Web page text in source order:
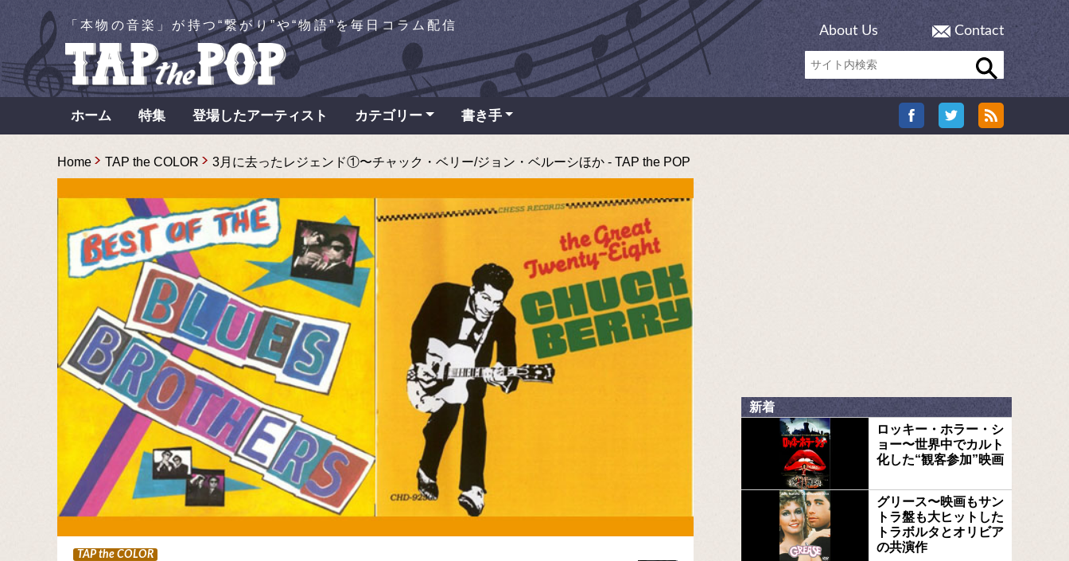
「本物の音楽」が持つ“繋がり”や“物語”を毎日コラム配信 About Us Contact
ホーム 特集 登場したアーティスト カテゴリー 書き手
Home TAP the COLOR 3月に去ったレジェンド①〜チャック・ベリー/ジョン・ベルーシほか - TAP the POP
TAP the COLOR
新着
ロッキー・ホラー・シ
ョー〜世界中でカルト
化した“観客参加”映画
グリース〜映画もサン
トラ盤も大ヒットした
トラボルタとオリビア
の共演作